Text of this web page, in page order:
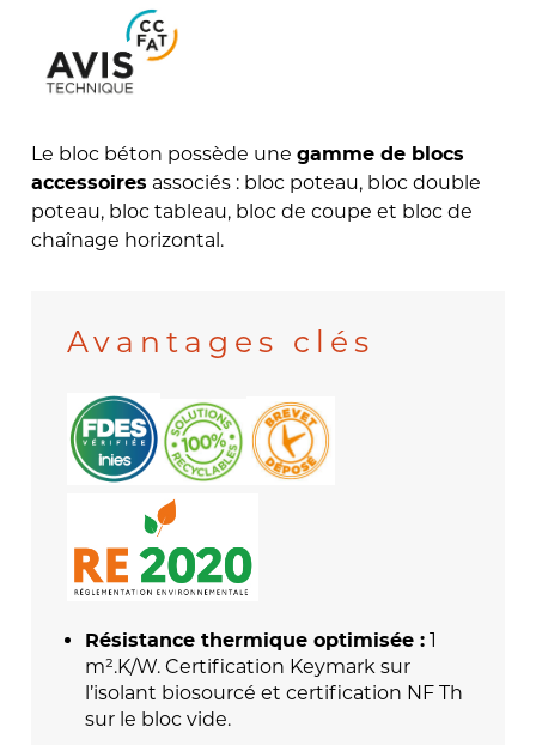
Le bloc béton possède unegamme de blocs
accessoires associés : bloc poteau, bloc double
poteau, bloc tableau, bloc de coupe et bloc de
chaînage horizontal.
Avantages clés
Résistance thermique optimisée : 1
m².K/W. Certification Keymark sur
l’isolant biosourcé et certification NF Th
sur le bloc vide.